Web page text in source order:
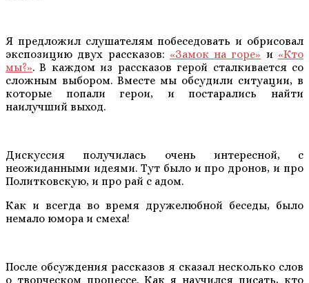
Я предложил слушателям побеседовать и обрисовал
экспозицию двух рассказов: «Замок на горе» и «Кто
мы?». В каждом из рассказов герой сталкивается со
сложным выбором. Вместе мы обсудили ситуации, в
которые попали герои, и постарались найти
наилучший выход.
Дискуссия получилась очень интересной, с
неожиданными идеями. Тут было и про дронов, и про
Политковскую, и про рай с адом.
Как и всегда во время дружелюбной беседы, было
немало юмора и смеха!
После обсуждения рассказов я сказал несколько слов
о творческом процессе. Как я научился писать, кто